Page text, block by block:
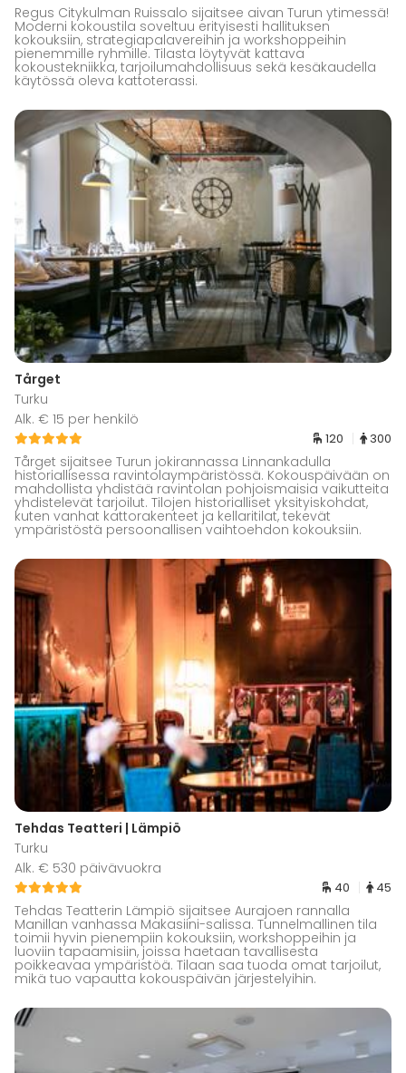
Regus Citykulman Ruissalo sijaitsee aivan Turun ytimessä!
Moderni kokoustila soveltuu erityisesti hallituksen
kokouksiin, strategiapalavereihin ja workshoppeihin
pienemmille ryhmille. Tilasta löytyvät kattava
kokoustekniikka, tarjoilumahdollisuus sekä kesäkaudella
käytössä oleva kattoterassi.
Tårget
Turku
Alk. € 15 per henkilö
120 300
Tårget sijaitsee Turun jokirannassa Linnankadulla
historiallisessa ravintolaympäristössä. Kokouspäivään on
mahdollista yhdistää ravintolan pohjoismaisia vaikutteita
yhdistelevät tarjoilut. Tilojen historialliset yksityiskohdat,
kuten vanhat kattorakenteet ja kellaritilat, tekevät
ympäristöstä persoonallisen vaihtoehdon kokouksiin.
Tehdas Teatteri | Lämpiö
Turku
Alk. € 530 päivävuokra
40 45
Tehdas Teatterin Lämpiö sijaitsee Aurajoen rannalla
Manillan vanhassa Makasiini-salissa. Tunnelmallinen tila
toimii hyvin pienempiin kokouksiin, workshoppeihin ja
luoviin tapaamisiin, joissa haetaan tavallisesta
poikkeavaa ympäristöä. Tilaan saa tuoda omat tarjoilut,
mikä tuo vapautta kokouspäivän järjestelyihin.